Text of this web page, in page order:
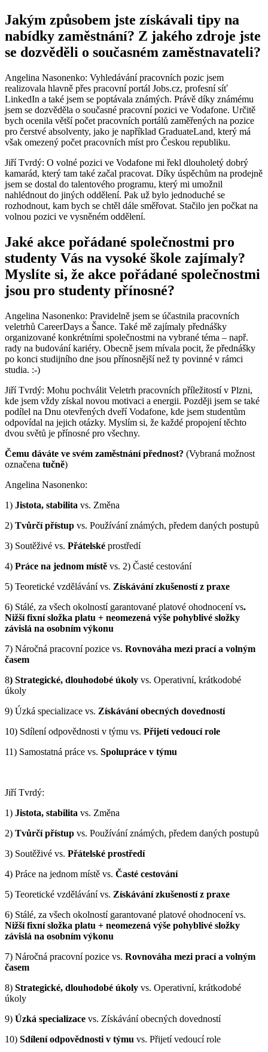
Jakým způsobem jste získávali tipy na
nabídky zaměstnání? Z jakého zdroje jste
se dozvěděli o současném zaměstnavateli?
Angelina Nasonenko: Vyhledávání pracovních pozic jsem
realizovala hlavně přes pracovní portál Jobs.cz, profesní síť
LinkedIn a také jsem se poptávala známých. Právě díky známému
jsem se dozvěděla o současné pracovní pozici ve Vodafone. Určitě
bych ocenila větší počet pracovních portálů zaměřených na pozice
pro čerstvé absolventy, jako je například GraduateLand, který má
však omezený počet pracovních míst pro Českou republiku.
Jiří Tvrdý: O volné pozici ve Vodafone mi řekl dlouholetý dobrý
kamarád, který tam také začal pracovat. Díky úspěchům na prodejně
jsem se dostal do talentového programu, který mi umožnil
nahlédnout do jiných oddělení. Pak už bylo jednoduché se
rozhodnout, kam bych se chtěl dále směřovat. Stačilo jen počkat na
volnou pozici ve vysněném oddělení.
Jaké akce pořádané společnostmi pro
studenty Vás na vysoké škole zajímaly?
Myslíte si, že akce pořádané společnostmi
jsou pro studenty přínosné?
Angelina Nasonenko: Pravidelně jsem se účastnila pracovních
veletrhů CareerDays a Šance. Také mě zajímaly přednášky
organizované konkrétními společnostmi na vybrané téma – např.
rady na budování kariéry. Obecně jsem mívala pocit, že přednášky
po konci studijního dne jsou přínosnější než ty povinné v rámci
studia. :-)
Jiří Tvrdý: Mohu pochválit Veletrh pracovních příležitostí v Plzni,
kde jsem vždy získal novou motivaci a energii. Později jsem se také
podílel na Dnu otevřených dveří Vodafone, kde jsem studentům
odpovídal na jejich otázky. Myslím si, že každé propojení těchto
dvou světů je přínosné pro všechny.
Čemu dáváte ve svém zaměstnání přednost? (Vybraná možnost
označena tučně)
Angelina Nasonenko:
1) Jistota, stabilita vs. Změna
2) Tvůrčí přístup vs. Používání známých, předem daných postupů
3) Soutěživé vs. Přátelské prostředí
4) Práce na jednom místě vs. 2) Časté cestování
5) Teoretické vzdělávání vs. Získávání zkušeností z praxe
6) Stálé, za všech okolností garantované platové ohodnocení vs.
Nižší fixní složka platu + neomezená výše pohyblivé složky
závislá na osobním výkonu
7) Náročná pracovní pozice vs. Rovnováha mezi prací a volným
časem
8) Strategické, dlouhodobé úkoly vs. Operativní, krátkodobé
úkoly
9) Úzká specializace vs. Získávání obecných dovedností
10) Sdílení odpovědnosti v týmu vs. Přijetí vedoucí role
11) Samostatná práce vs. Spolupráce v týmu
Jiří Tvrdý:
1) Jistota, stabilita vs. Změna
2) Tvůrčí přístup vs. Používání známých, předem daných postupů
3) Soutěživé vs. Přátelské prostředí
4) Práce na jednom místě vs. Časté cestování
5) Teoretické vzdělávání vs. Získávání zkušeností z praxe
6) Stálé, za všech okolností garantované platové ohodnocení vs.
Nižší fixní složka platu + neomezená výše pohyblivé složky
závislá na osobním výkonu
7) Náročná pracovní pozice vs. Rovnováha mezi prací a volným
časem
8) Strategické, dlouhodobé úkoly vs. Operativní, krátkodobé
úkoly
9) Úzká specializace vs. Získávání obecných dovedností
10) Sdílení odpovědnosti v týmu vs. Přijetí vedoucí role